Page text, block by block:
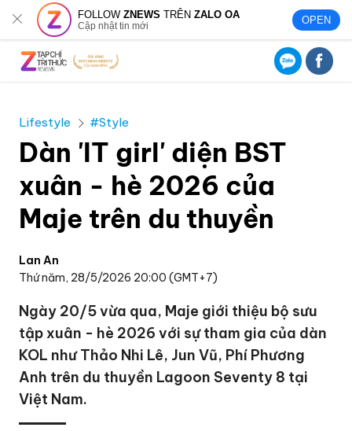
FOLLOWZNEWS TRÊNZALO OA
Cập nhật tin mới OPEN
Lifestyle #Style
Dàn 'IT girl' diện BST
xuân - hè 2026 của
Maje trên du thuyền
Lan An
Thứ năm, 28/5/2026 20:00 (GMT+7)
Ngày 20/5 vừa qua, Maje giới thiệu bộ sưu
tập xuân - hè 2026 với sự tham gia của dàn
KOL như Thảo Nhi Lê, Jun Vũ, Phí Phương
Anh trên du thuyền Lagoon Seventy 8 tại
Việt Nam.